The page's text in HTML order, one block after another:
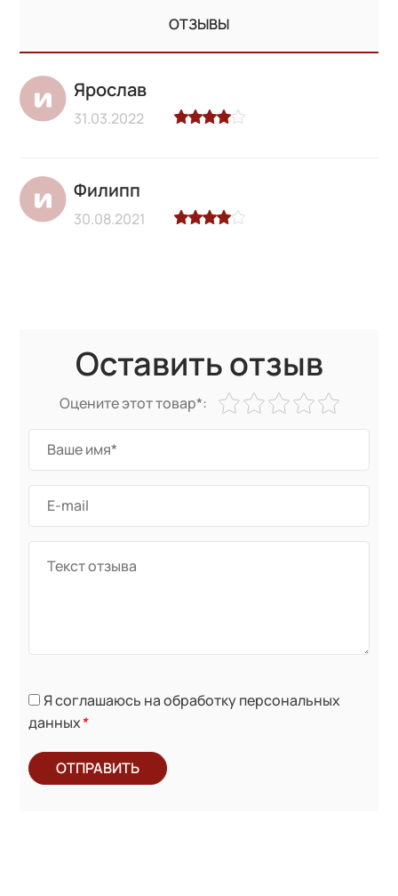
ОТЗЫВЫ
Ярослав
31.03.2022
Филипп
30.08.2021
Оставить отзыв
Оцените этот товар*:
Я соглашаюсь на обработку персональных
данных*
ОТПРАВИТЬ